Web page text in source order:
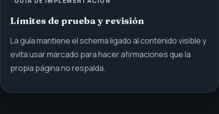
Límites de prueba y revisión
La guía mantiene el schema ligado al contenido visible y
evita usar marcado para hacer afirmaciones que la
propia página no respalda.